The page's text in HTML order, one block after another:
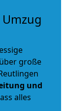
große
und
alles